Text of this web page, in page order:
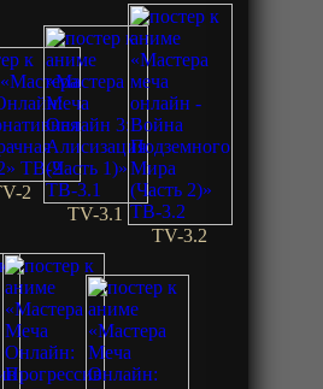
2
TV-3.1
TV-3.2